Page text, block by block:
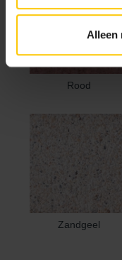
Alleen
Rood
Zandgeel